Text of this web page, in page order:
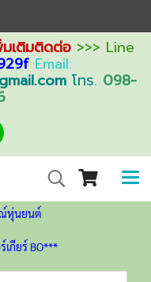
เติมติดต่อ>>> Line
Email:
โทร. 098-
หุ่นยนต์
เกียร์ BO***